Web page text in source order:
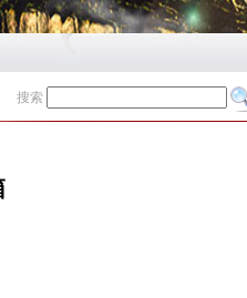
搜索